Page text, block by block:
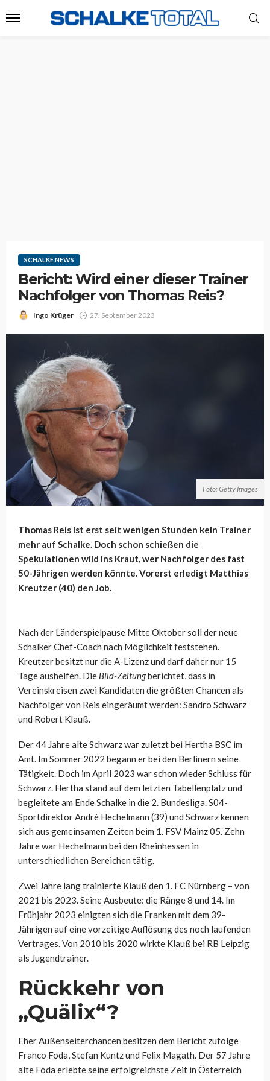
SCHALKE NEWS
Bericht: Wird einer dieser Trainer
Nachfolger von Thomas Reis?
Ingo Krüger 27. September 2023
Foto: Getty Images
Thomas Reis ist erst seit wenigen Stunden kein Trainer
mehr auf Schalke. Doch schon schießen die
Spekulationen wild ins Kraut, wer Nachfolger des fast
50-Jährigen werden könnte. Vorerst erledigt Matthias
Kreutzer (40) den Job.
Nach der Länderspielpause Mitte Oktober soll der neue
Schalker Chef-Coach nach Möglichkeit feststehen.
Kreutzer besitzt nur die A-Lizenz und darf daher nur 15
Tage aushelfen. Die Bild-Zeitungberichtet, dass in
Vereinskreisen zwei Kandidaten die größten Chancen als
Nachfolger von Reis eingeräumt werden: Sandro Schwarz
und Robert Klauß.
Der 44 Jahre alte Schwarz war zuletzt bei Hertha BSC im
Amt. Im Sommer 2022 begann er bei den Berlinern seine
Tätigkeit. Doch im April 2023 war schon wieder Schluss für
Schwarz. Hertha stand auf dem letzten Tabellenplatz und
begleitete am Ende Schalke in die 2. Bundesliga. S04-
Sportdirektor André Hechelmann (39) und Schwarz kennen
sich aus gemeinsamen Zeiten beim 1. FSV Mainz 05. Zehn
Jahre war Hechelmann bei den Rheinhessen in
unterschiedlichen Bereichen tätig.
Zwei Jahre lang trainierte Klauß den 1. FC Nürnberg – von
2021 bis 2023. Seine Ausbeute: die Ränge 8 und 14. Im
Frühjahr 2023 einigten sich die Franken mit dem 39-
Jährigen auf eine vorzeitige Auflösung des noch laufenden
Vertrages. Von 2010 bis 2020 wirkte Klauß bei RB Leipzig
als Jugendtrainer.
Rückkehr von
„Quälix“?
Eher Außenseiterchancen besitzen dem Bericht zufolge
Franco Foda, Stefan Kuntz und Felix Magath. Der 57 Jahre
alte Foda erlebte seine erfolgreichste Zeit in Österreich